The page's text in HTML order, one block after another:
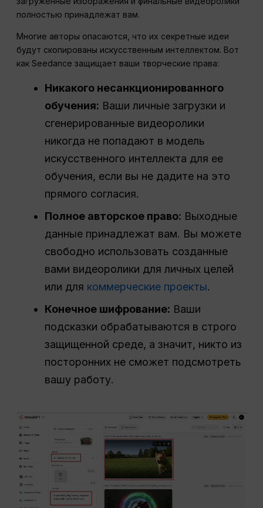
полностью принадлежат вам.
Многие авторы опасаются, что их секретные идеи
будут скопированы искусственным интеллектом. Вот
как Seedance защищает ваши творческие права:
Никакого несанкционированного
обучения: Ваши личные загрузки и
сгенерированные видеоролики
никогда не попадают в модель
искусственного интеллекта для ее
обучения, если вы не дадите на это
прямого согласия.
Полное авторское право: Выходные
данные принадлежат вам. Вы можете
свободно использовать созданные
вами видеоролики для личных целей
или для коммерческие проекты.
Конечное шифрование: Ваши
подсказки обрабатываются в строго
защищенной среде, а значит, никто из
посторонних не сможет подсмотреть
вашу работу.